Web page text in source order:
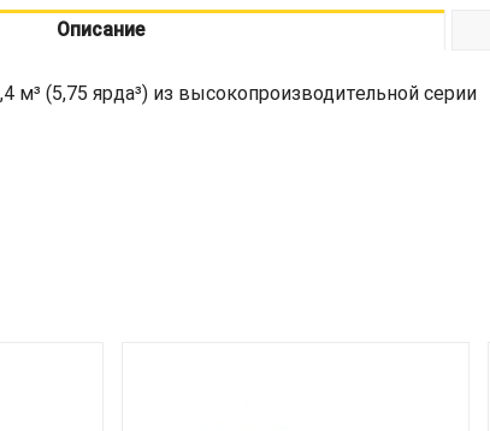
Описание
(5,75 ярда³) из высокопроизводительной серии